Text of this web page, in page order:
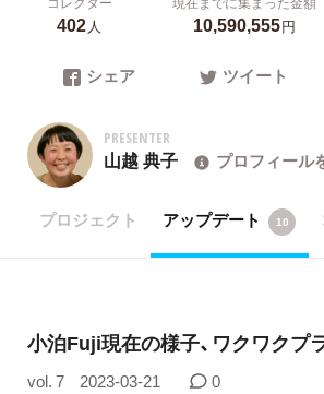
402人 10,590,555円
シェア ツイート
PRESENTER
山越 典子 プロフィール
プロジェクト アップデート 10
小泊Fuji現在の様子、ワクワクプ
vol. 7 2023-03-21 0